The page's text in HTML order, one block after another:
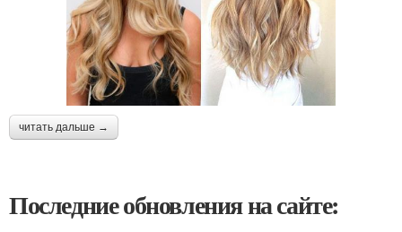
читать дальше →
Последние обновления на сайте: